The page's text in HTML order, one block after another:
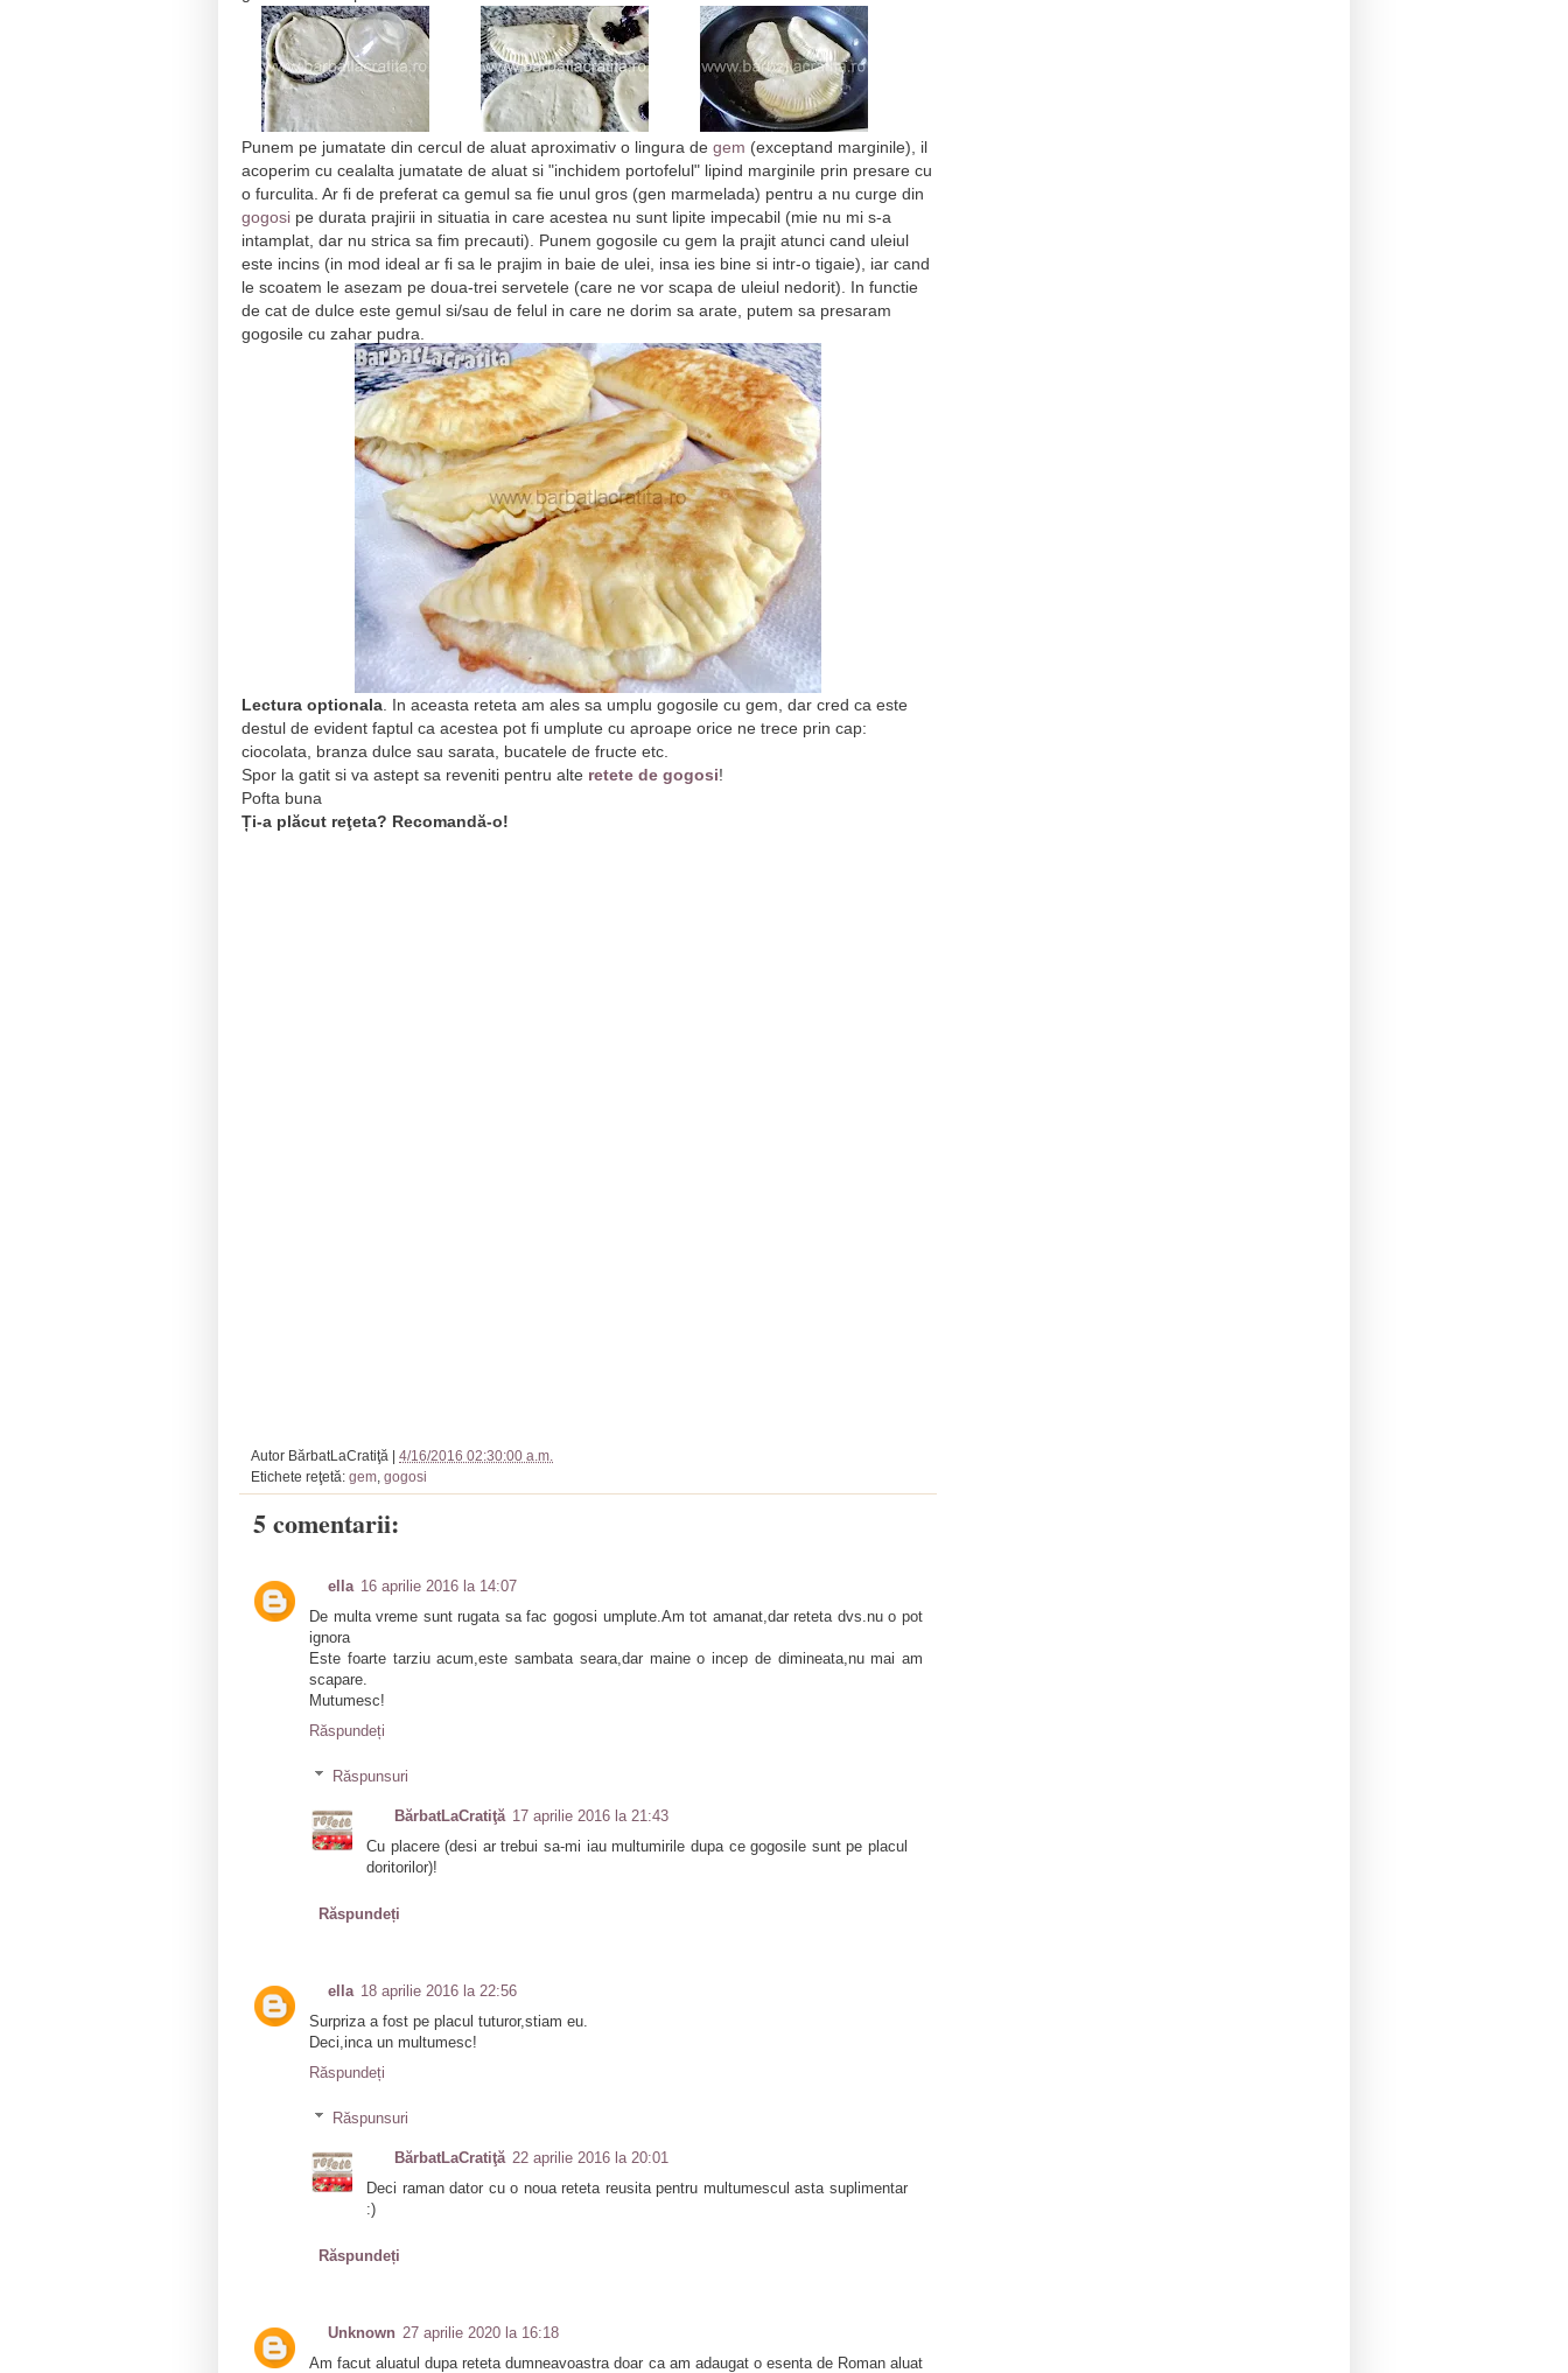
Punem pe jumatate din cercul de aluat aproximativ o lingura de gem (exceptand marginile), il
acoperim cu cealalta jumatate de aluat si "inchidem portofelul" lipind marginile prin presare cu
o furculita. Ar fi de preferat ca gemul sa fie unul gros (gen marmelada) pentru a nu curge din
gogosi pe durata prajirii in situatia in care acestea nu sunt lipite impecabil (mie nu mi s-a
intamplat, dar nu strica sa fim precauti). Punem gogosile cu gem la prajit atunci cand uleiul
este incins (in mod ideal ar fi sa le prajim in baie de ulei, insa ies bine si intr-o tigaie), iar cand
le scoatem le asezam pe doua-trei servetele (care ne vor scapa de uleiul nedorit). In functie
de cat de dulce este gemul si/sau de felul in care ne dorim sa arate, putem sa presaram
gogosile cu zahar pudra.
Lectura optionala. In aceasta reteta am ales sa umplu gogosile cu gem, dar cred ca este
destul de evident faptul ca acestea pot fi umplute cu aproape orice ne trece prin cap:
ciocolata, branza dulce sau sarata, bucatele de fructe etc.
Spor la gatit si va astept sa reveniti pentru alte retete de gogosi!
Pofta buna
Ți-a plăcut reţeta? Recomandă-o!
Autor BărbatLaCratiţă | 4/16/2016 02:30:00 a.m.
Etichete reţetă: gem gogosi
5 comentarii:
ella 16 aprilie 2016 la 14:07
De multa vreme sunt rugata sa fac gogosi umplute.Am tot amanat,dar reteta dvs.nu o pot
ignora
Este foarte tarziu acum,este sambata seara,dar maine o incep de dimineata,nu mai am
scapare.
Mutumesc!
Răspundeți
Răspunsuri
BărbatLaCratiţă 17 aprilie 2016 la 21:43
Cu placere (desi ar trebui sa-mi iau multumirile dupa ce gogosile sunt pe placul
doritorilor)!
Răspundeți
ella 18 aprilie 2016 la 22:56
Surpriza a fost pe placul tuturor,stiam eu.
Deci,inca un multumesc!
Răspundeți
Răspunsuri
BărbatLaCratiţă 22 aprilie 2016 la 20:01
Deci raman dator cu o noua reteta reusita pentru multumescul asta suplimentar
:)
Răspundeți
Unknown 27 aprilie 2020 la 16:18
Am facut aluatul dupa reteta dumneavoastra doar ca am adaugat o esenta de Roman aluat